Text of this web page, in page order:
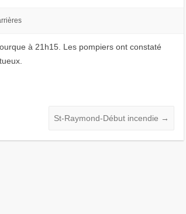
à 21h15. Les pompiers ont constaté
St-Raymond-Début incendie →